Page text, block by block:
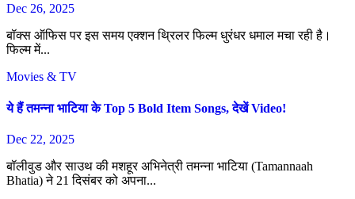
Dec 26, 2025
बॉक्स ऑफिस पर इस समय एक्शन थ्रिलर फिल्म धुरंधर धमाल मचा रही है।
फिल्म में...
Movies & TV
ये हैं तमन्ना भाटिया के Top 5 Bold Item Songs, देखें Video!
Dec 22, 2025
बॉलीवुड और साउथ की मशहूर अभिनेत्री तमन्ना भाटिया (Tamannaah
Bhatia) ने 21 दिसंबर को अपना...